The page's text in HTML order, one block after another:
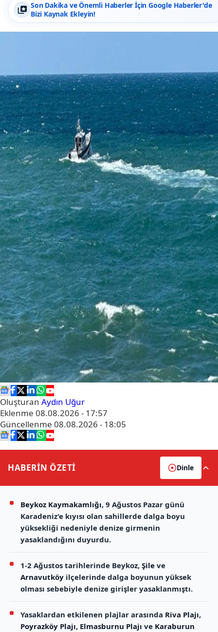
Son Dakika ve Önemli Haberler İçin Google Haberler'de
Bizi Kaynak Ekleyin!
Oluşturan Aydın Uğur
Eklenme 08.08.2026 - 17:57
Güncellenme 08.08.2026 - 18:05
HABERİN ÖZETİ Dinle
Beykoz Kaymakamlığı, 9 Ağustos Pazar günü
Karadeniz'e kıyısı olan sahillerde dalga boyu
yüksekliği nedeniyle denize girmenin
yasaklandığını duyurdu.
1-2 Ağustos tarihlerinde Beykoz, Şile ve
Arnavutköy ilçelerinde dalga boyunun yüksek
olması sebebiyle denize girişler yasaklanmıştı.
Yasaklardan etkilenen plajlar arasında Riva Plajı,
Poyrazköy Plajı, Elmasburnu Plajı ve Karaburun